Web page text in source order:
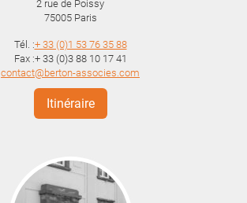
2 rue de Poissy
75005 Paris
Tél. :+ 33 (0)1 53 76 35 88
Fax :+ 33 (0)3 88 10 17 41
contact@berton-associes.com
Itinéraire